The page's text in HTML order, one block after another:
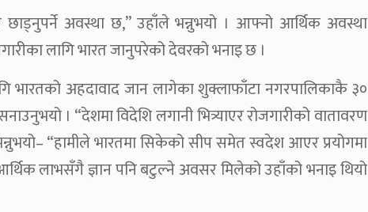
छाड्नुपर्ने अवस्था छ,” उहाँले भन्नुभयो । आफ्नो आर्थिक अवस्था
लागि भारत जानुपरेको देवरको भनाइ छ ।
भारतको अहदावाद जान लागेका शुक्लाफाँटा नगरपालिकाकै ३०
। “देशमा विदेशि लगानी भित्र्याएर रोजगारीको वातावरण
“हामीले भारतमा सिकेको सीप समेत स्वदेश आएर प्रयोगमा
लाभसँगै ज्ञान पनि बटुल्ने अवसर मिलेको उहाँको भनाइ थियो